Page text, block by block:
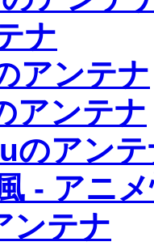
ナ
アンテナ
アンテナ
のアンテ
- アニ
ンテナ